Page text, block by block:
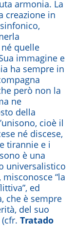
armonia. La
creazione in
quelle
immagine e
ha sempre in
però non la
ne
della
cioè il
né discese,
tirannie e i
è una
universalistico
“la
ed
che è sempre
del suo
(cfr.Tratado